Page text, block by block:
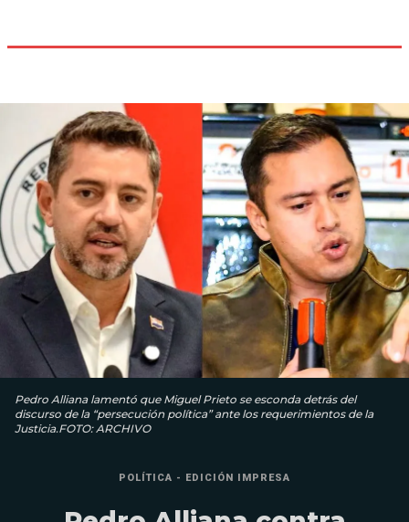
Pedro Alliana lamentó que Miguel Prieto se esconda detrás del
discurso de la “persecución política” ante los requerimientos de la
Justicia.FOTO: ARCHIVO
POLÍTICA - EDICIÓN IMPRESA